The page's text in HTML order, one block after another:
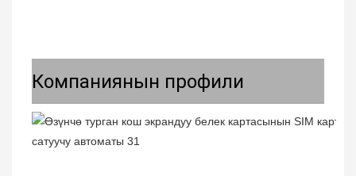
Компаниянын профили